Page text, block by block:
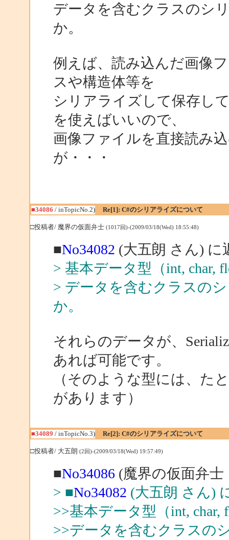
データを含むクラスのシ
か。
例えば、読み込んだ画像
スや構造体等を
シリアライズして保存し
を使えばいいので、
画像ファイルを直接読み
が・・・
■34086 / inTopicNo.2) Re[1]: C#のシリアライズについて
□投稿者/ 魔界の仮面弁士 (1017回)-(2009/03/18(Wed) 18:55:48)
■No34082 (大五朗 さん) に
> 基本データ型（int, char,
> データを含むクラスの
か。
それらのデータが、
あれば可能です。
（そのような型には、た
があります）
■34089 / inTopicNo.3) Re[2]: C#のシリアライズについて
□投稿者/ 大五朗 (2回)-(2009/03/18(Wed) 19:57:49)
■No34086(魔界の仮面弁士
> ■No34082 (大五朗 さん)
>>基本データ型（int, char,
>>データを含むクラスの